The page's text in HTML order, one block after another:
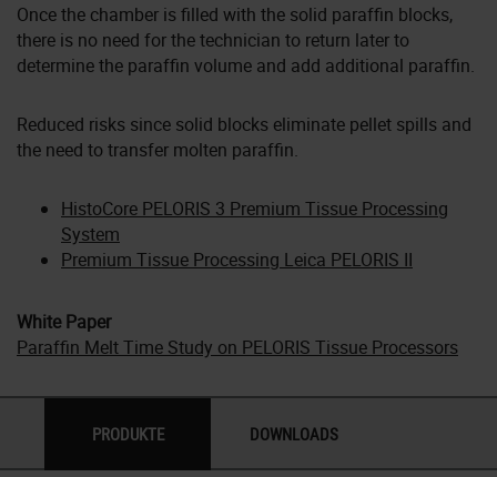
Once the chamber is filled with the solid paraffin blocks,
there is no need for the technician to return later to
determine the paraffin volume and add additional paraffin.
Reduced risks since solid blocks eliminate pellet spills and
the need to transfer molten paraffin.
HistoCore PELORIS 3 Premium Tissue Processing
System
Premium Tissue Processing Leica PELORIS II
White Paper
Paraffin Melt Time Study on PELORIS Tissue Processors
PRODUKTE DOWNLOADS